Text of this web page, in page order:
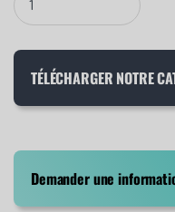
TÉLÉCHARGER NOTRE
Demander une